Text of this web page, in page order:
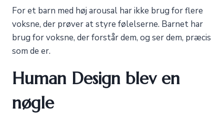
For et barn med høj arousal har ikke brug for flere
voksne, der prøver at styre følelserne. Barnet har
brug for voksne, der forstår dem, og ser dem, præcis
som de er.
Human Design blev en
nøgle